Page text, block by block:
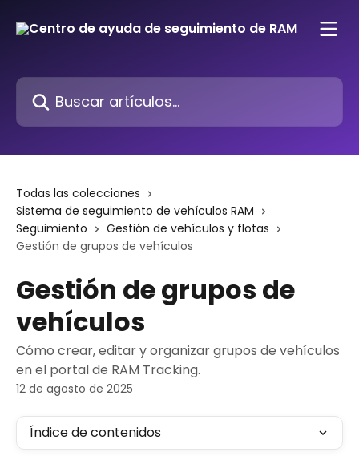
Buscar artículos...
Todas las colecciones
Sistema de seguimiento de vehículos RAM
Seguimiento
Gestión de vehículos y flotas
Gestión de grupos de vehículos
Gestión de grupos de
vehículos
Cómo crear, editar y organizar grupos de vehículos
en el portal de RAM Tracking.
12 de agosto de 2025
Índice de contenidos